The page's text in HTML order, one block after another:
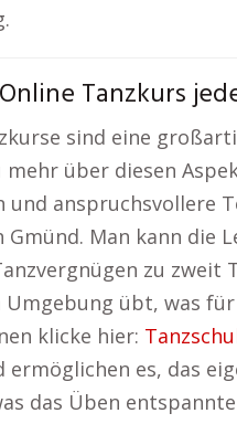
Tanzkurs
sind eine
über diesen
und anspruchsvollere
Gmünd. Man kann
zu zweit
Umgebung übt, was
klicke hier:
es, das
das Üben